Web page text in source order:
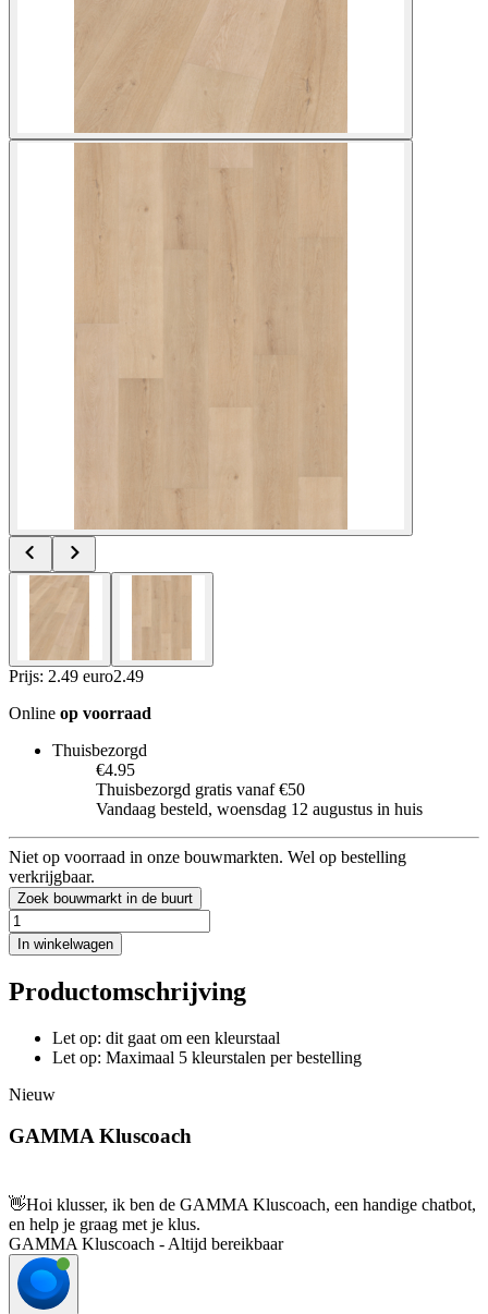
Prijs: 2.49 euro2.49
Online op voorraad
Thuisbezorgd
€4.95
Thuisbezorgd gratis vanaf €50
Vandaag besteld, woensdag 12 augustus in huis
Niet op voorraad in onze bouwmarkten. Wel op bestelling
verkrijgbaar.
Zoek bouwmarkt in de buurt
In winkelwagen
Productomschrijving
Let op: dit gaat om een kleurstaal
Let op: Maximaal 5 kleurstalen per bestelling
Nieuw
GAMMA Kluscoach
👋Hoi klusser, ik ben de GAMMA Kluscoach, een handige chatbot,
en help je graag met je klus.
GAMMA Kluscoach - Altijd bereikbaar